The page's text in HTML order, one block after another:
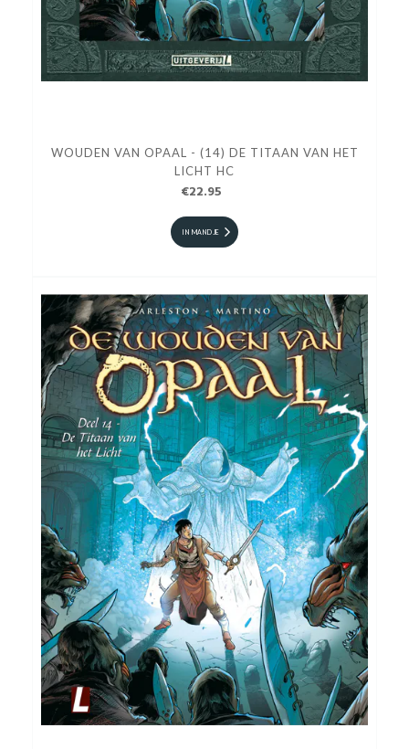
WOUDEN VAN OPAAL - (14) DE TITAAN VAN HET
LICHT HC
€22.95
IN MANDJE